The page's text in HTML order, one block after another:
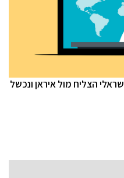
הצליח מול איראן ונכשל